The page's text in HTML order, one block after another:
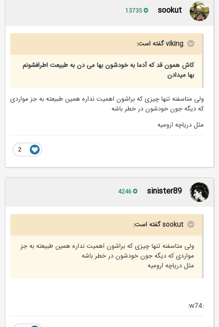
sookut
viking گفته است:
کاش همون قد که آدما به خودشون بها می دن به طبیعت اطرافشونم
بها میدادن
ولی متاسفنه تنها چیزی که براشون اهمیت نداره همین طبیعته به جز مواردی
که دیگه جون خودشون در خطر باشه
مثل دریاچه ارومیه
sinister89
sookut گفته است:
ولی متاسفنه تنها چیزی که براشون اهمیت نداره همین طبیعته به جز
مواردی که دیگه جون خودشون در خطر باشه
مثل دریاچه ارومیه